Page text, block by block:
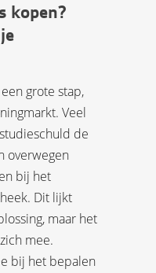
kopen?
grote stap,
Veel
de
overwegen
bij het
Dit lijkt
maar het
mee.
bij het bepalen